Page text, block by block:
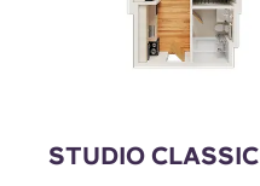
STUDIO CLASSIC